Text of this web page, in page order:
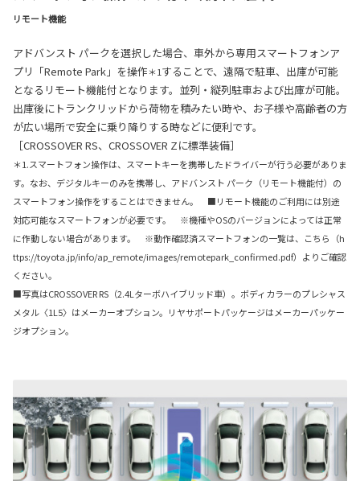
リモート機能
アドバンスト パークを選択した場合、車外から専用スマートフォンア
プリ「Remote Park」を操作＊1することで、遠隔で駐車、出庫が可能
となるリモート機能付となります。並列・縦列駐車および出庫が可能。
出庫後にトランクリッドから荷物を積みたい時や、お子様や高齢者の方
が広い場所で安全に乗り降りする時などに便利です。
［CROSSOVER RS、CROSSOVER Zに標準装備］
＊1.スマートフォン操作は、スマートキーを携帯したドライバーが行う必要がありま
す。なお、デジタルキーのみを携帯し、アドバンスト パーク（リモート機能付）の
スマートフォン操作をすることはできません。 ■リモート機能のご利用には別途
対応可能なスマートフォンが必要です。 ※機種やOSのバージョンによっては正常
に作動しない場合があります。 ※動作確認済スマートフォンの一覧は、こちら（h
ttps://toyota.jp/info/ap_remote/images/remotepark_confirmed.pdf）よりご確認
ください。
■写真はCROSSOVER RS（2.4Lターボハイブリッド車）。ボディカラーのプレシャス
メタル〈1L5〉はメーカーオプション。リヤサポートパッケージはメーカーパッケー
ジオプション。